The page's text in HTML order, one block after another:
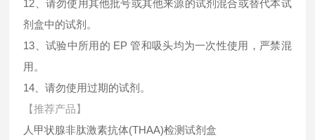
12、请勿使用其他批号或其他来源的试剂混合或替代本试
剂盒中的试剂。
13、试验中所用的 EP 管和吸头均为一次性使用，严禁混
用。
14、请勿使用过期的试剂。
【推荐产品】
人甲状腺非肽激素抗体(THAA)检测试剂盒